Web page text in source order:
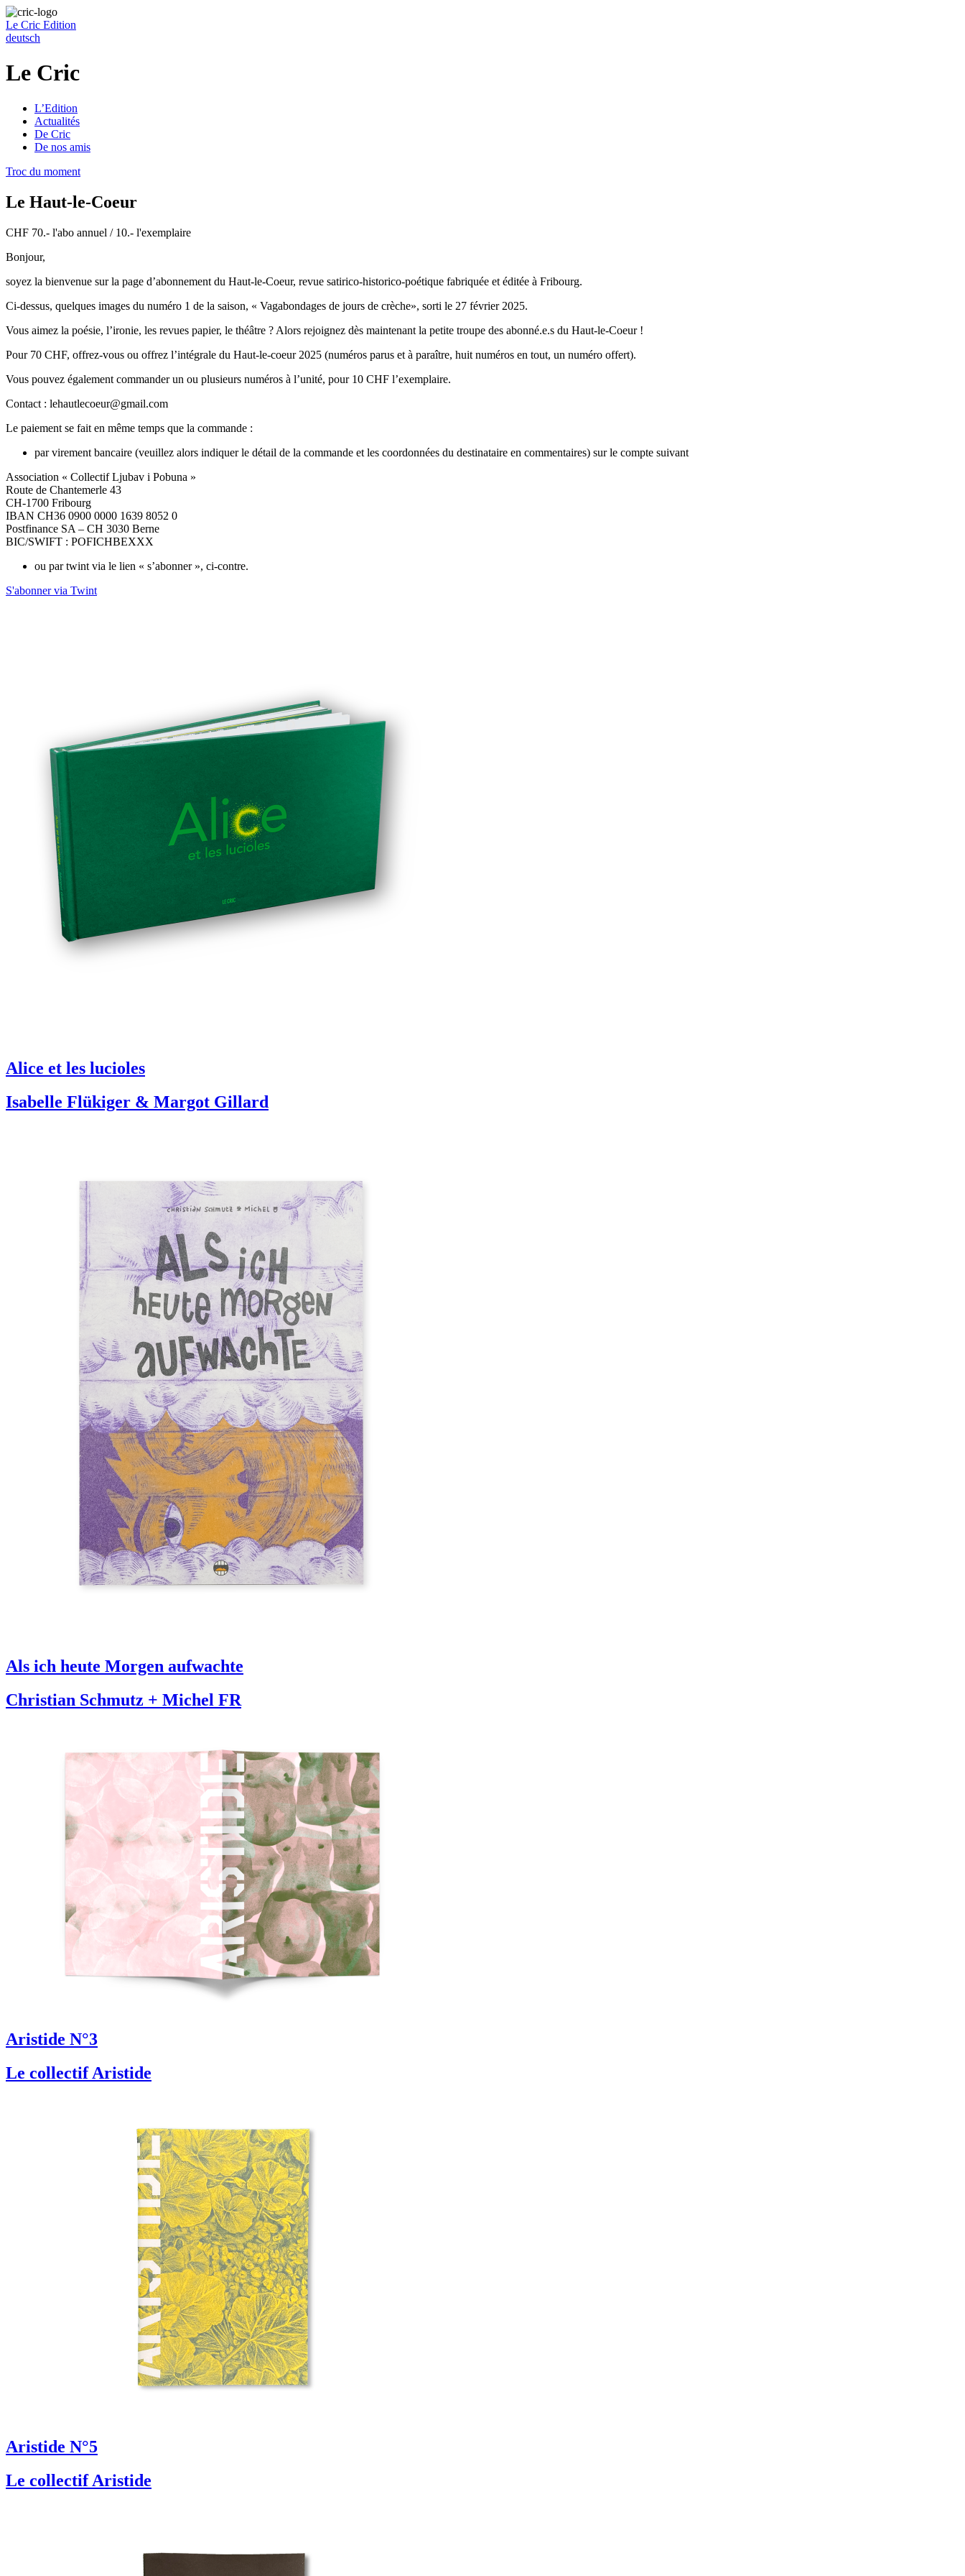
Le Cric Edition
deutsch
Le Cric
L’Edition
Actualités
De Cric
De nos amis
Troc du moment
Le Haut-le-Coeur
CHF 70.- l'abo annuel / 10.- l'exemplaire
Bonjour,
soyez la bienvenue sur la page d’abonnement du Haut-le-Coeur, revue satirico-historico-poétique fabriquée et éditée à Fribourg.
Ci-dessus, quelques images du numéro 1 de la saison, « Vagabondages de jours de crèche», sorti le 27 février 2025.
Vous aimez la poésie, l’ironie, les revues papier, le théâtre ? Alors rejoignez dès maintenant la petite troupe des abonné.e.s du Haut-le-Coeur !
Pour 70 CHF, offrez-vous ou offrez l’intégrale du Haut-le-coeur 2025 (numéros parus et à paraître, huit numéros en tout, un numéro offert).
Vous pouvez également commander un ou plusieurs numéros à l’unité, pour 10 CHF l’exemplaire.
Contact : lehautlecoeur@gmail.com
Le paiement se fait en même temps que la commande :
par virement bancaire (veuillez alors indiquer le détail de la commande et les coordonnées du destinataire en commentaires) sur le compte suivant
Association « Collectif Ljubav i Pobuna »
Route de Chantemerle 43
CH-1700 Fribourg
IBAN CH36 0900 0000 1639 8052 0
Postfinance SA – CH 3030 Berne
BIC/SWIFT : POFICHBEXXX
ou par twint via le lien « s’abonner », ci-contre.
S'abonner via Twint
Alice et les lucioles
Isabelle Flükiger & Margot Gillard
Als ich heute Morgen aufwachte
Christian Schmutz + Michel FR
Aristide N°3
Le collectif Aristide
Aristide N°5
Le collectif Aristide